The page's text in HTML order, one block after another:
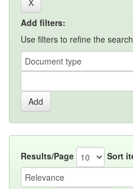
Add filters:
Use filters to refine the
Results/Page Sort